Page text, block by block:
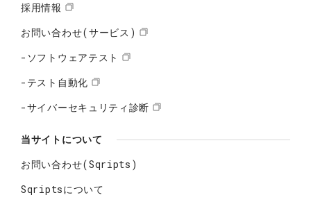
採用情報
お問い合わせ(サービス)
-ソフトウェアテスト
-テスト自動化
-サイバーセキュリティ診断
当サイトについて
お問い合わせ(Sqripts)
Sqriptsについて